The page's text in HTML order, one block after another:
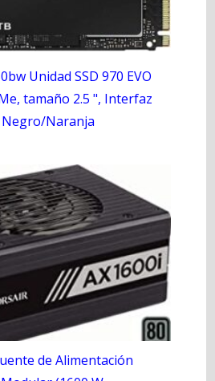
Unidad SSD 970 EVO
tamaño 2.5 ", Interfaz
Negro/Naranja
de Alimentación